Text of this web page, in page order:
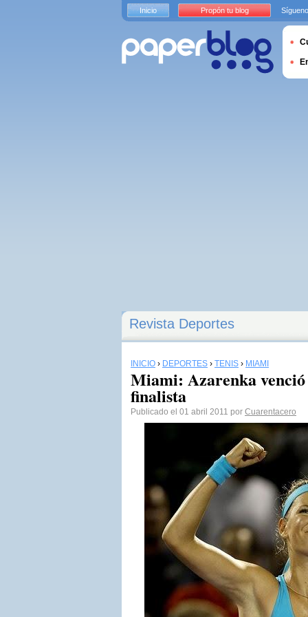
Revista Deportes
INICIO › DEPORTES › TENIS › MIAMI
Miami: Azarenka venció
finalista
Publicado el 01 abril 2011 por Cuarentacero
Inicio Propón tu blog